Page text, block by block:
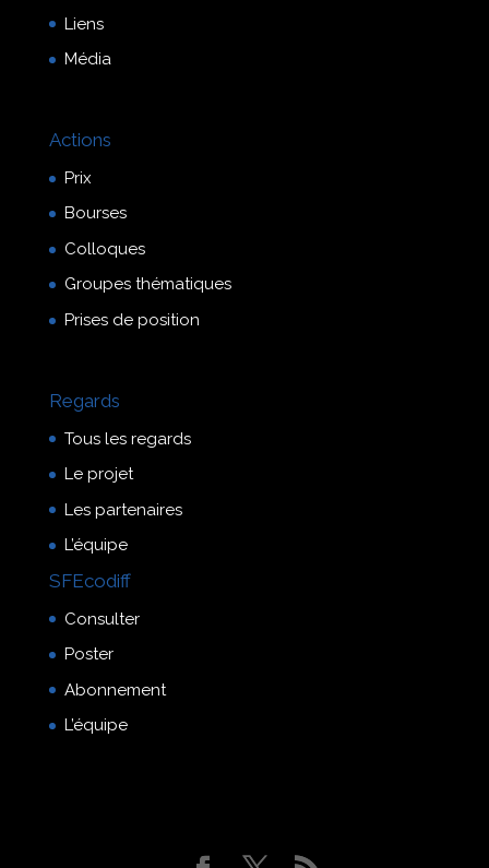
Liens
Média
Actions
Prix
Bourses
Colloques
Groupes thématiques
Prises de position
Regards
Tous les regards
Le projet
Les partenaires
L’équipe
SFEcodiff
Consulter
Poster
Abonnement
L’équipe